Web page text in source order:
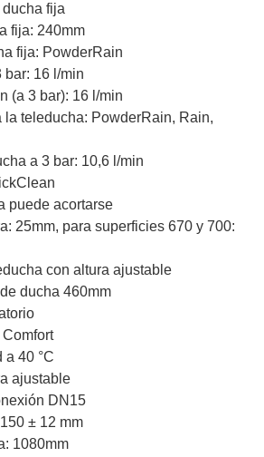
fija
fija: 240mm
fija: PowderRain
bar: 16 l/min
(a 3 bar): 16 l/min
la teleducha: PowderRain, Rain,
a 3 bar: 10,6 l/min
puede acortarse
25mm, para superficies 670 y 700:
con altura ajustable
ducha 460mm
a 40 °C
ajustable
DN15
± 12 mm
1080mm